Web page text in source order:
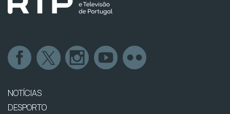
NOTÍCIAS
DESPORTO